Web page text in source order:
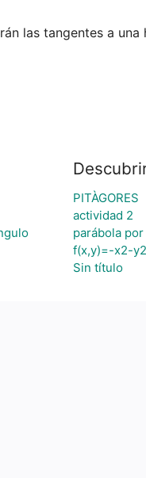
las tangentes a una
PITÀGORES
actividad 2
parábola
f(x,y)=-x2-y2
Sin título